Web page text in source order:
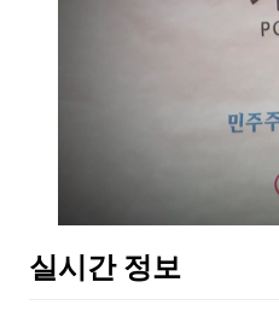
실시간 정보